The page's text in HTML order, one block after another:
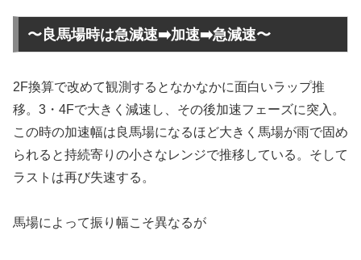
〜良馬場時は急減速➡️加速➡️急減速〜
2F換算で改めて観測するとなかなかに面白いラップ推
移。3・4Fで大きく減速し、その後加速フェーズに突入。
この時の加速幅は良馬場になるほど大きく馬場が雨で固め
られると持続寄りの小さなレンジで推移している。そして
ラストは再び失速する。
馬場によって振り幅こそ異なるが